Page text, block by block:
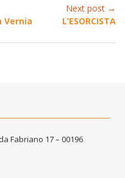
Vernia
Next post →
L’ESORCISTA
Fabriano 17 – 00196